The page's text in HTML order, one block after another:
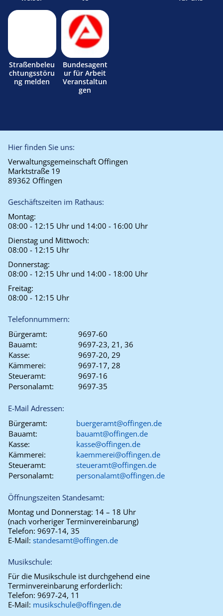
Straßenbeleu
chtungsstöru
ng melden
Bundesagent
ur für Arbeit
Veranstaltun
gen
Hier finden Sie uns:
Verwaltungsgemeinschaft Offingen
Marktstraße 19
89362 Offingen
Geschäftszeiten im Rathaus:
Montag:
08:00 - 12:15 Uhr und 14:00 - 16:00 Uhr
Dienstag und Mittwoch:
08:00 - 12:15 Uhr
Donnerstag:
08:00 - 12:15 Uhr und 14:00 - 18:00 Uhr
Freitag:
08:00 - 12:15 Uhr
Telefonnummern:
Bürgeramt:
9697-60
Bauamt:
9697-23, 21, 36
Kasse:
9697-20, 29
Kämmerei:
9697-17, 28
Steueramt:
9697-16
Personalamt:
9697-35
E-Mail Adressen:
Bürgeramt:
buergeramt@offingen.de
Bauamt:
bauamt@offingen.de
Kasse:
kasse@offingen.de
Kämmerei:
kaemmerei@offingen.de
Steueramt:
steueramt@offingen.de
Personalamt:
personalamt@offingen.de
Öffnungszeiten Standesamt:
Montag und Donnerstag: 14 – 18 Uhr
(nach vorheriger Terminvereinbarung)
Telefon: 9697-14, 35
E-Mail: standesamt@offingen.de
Musikschule:
Für die Musikschule ist durchgehend eine
Terminvereinbarung erforderlich:
Telefon: 9697-24, 11
E-Mail: musikschule@offingen.de